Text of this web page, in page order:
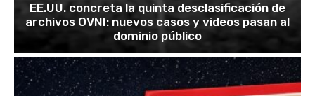
EE.UU. concreta la quinta desclasificación de
archivos OVNI: nuevos casos y videos pasan al
dominio público